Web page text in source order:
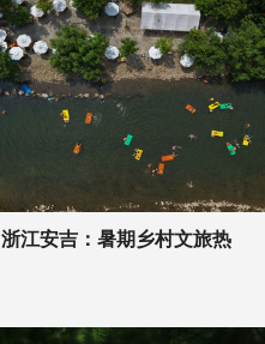
浙江安吉：暑期乡村文旅热